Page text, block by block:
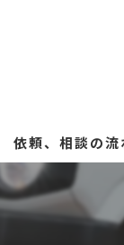
依頼、相談の流